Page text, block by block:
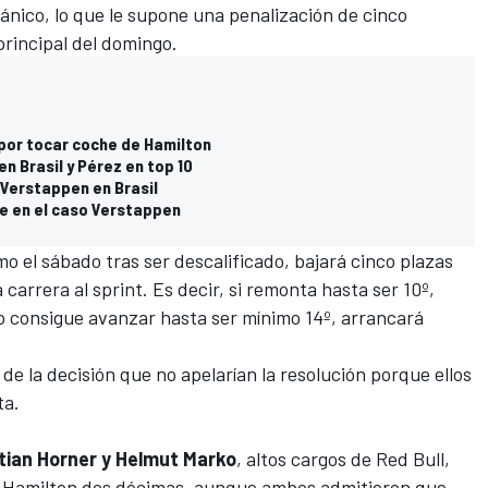
lo que le supone una penalización de cinco
del domingo.
tocar coche de Hamilton
Brasil y Pérez en top 10
en Brasil
en el caso Verstappen
el sábado tras ser descalificado, bajará cinco plazas
al sprint. Es decir, si remonta hasta ser 10º,
avanzar hasta ser mínimo 14º, arrancará
la decisión que no apelarían la resolución porque ellos
Horner y Helmut Marko, altos cargos de Red Bull,